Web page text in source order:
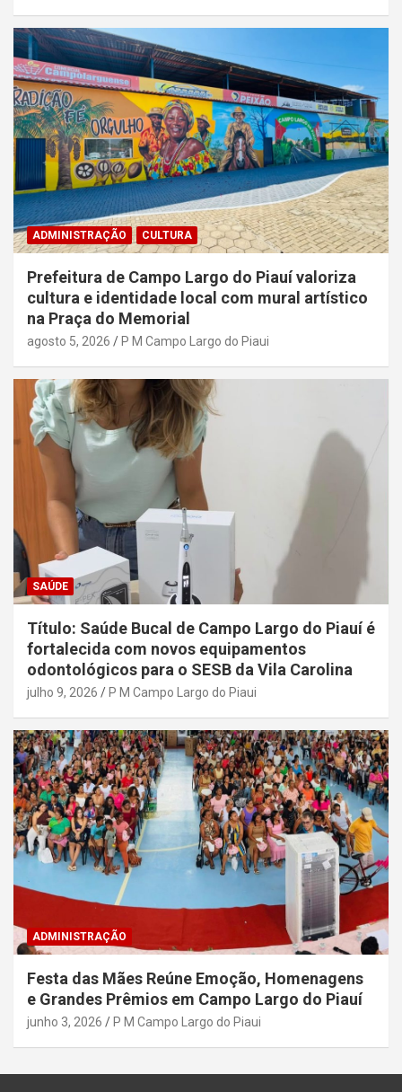
ADMINISTRAÇÃO CULTURA
Prefeitura de Campo Largo do Piauí valoriza
cultura e identidade local com mural artístico
na Praça do Memorial
agosto 5, 2026 P M Campo Largo do Piaui
SAÚDE
Título: Saúde Bucal de Campo Largo do Piauí é
fortalecida com novos equipamentos
odontológicos para o SESB da Vila Carolina
julho 9, 2026 P M Campo Largo do Piaui
ADMINISTRAÇÃO
Festa das Mães Reúne Emoção, Homenagens
e Grandes Prêmios em Campo Largo do Piauí
junho 3, 2026 P M Campo Largo do Piaui